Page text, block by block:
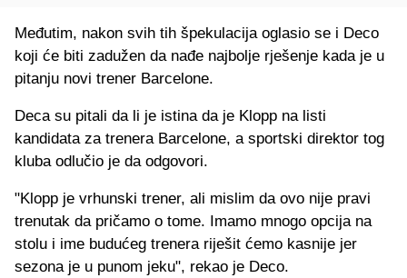
Međutim, nakon svih tih špekulacija oglasio se i Deco
koji će biti zadužen da nađe najbolje rješenje kada je u
pitanju novi trener Barcelone.
Deca su pitali da li je istina da je Klopp na listi
kandidata za trenera Barcelone, a sportski direktor tog
kluba odlučio je da odgovori.
"Klopp je vrhunski trener, ali mislim da ovo nije pravi
trenutak da pričamo o tome. Imamo mnogo opcija na
stolu i ime budućeg trenera riješit ćemo kasnije jer
sezona je u punom jeku", rekao je Deco.